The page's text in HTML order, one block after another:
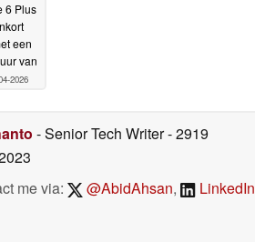
6 Plus
een
van
2026
- Senior Tech Writer- 2919
me via:
@AbidAhsan, LinkedIn